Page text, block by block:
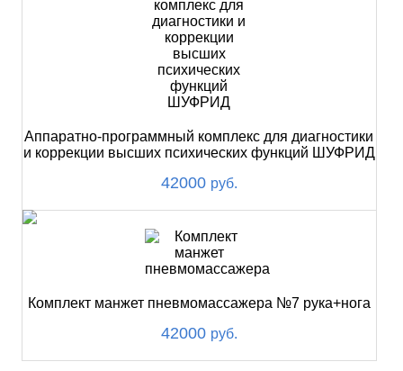
Аппаратно-программный комплекс для диагностики
и коррекции высших психических функций ШУФРИД
42000 руб.
Комплект манжет пневмомассажера №7 рука+нога
42000 руб.